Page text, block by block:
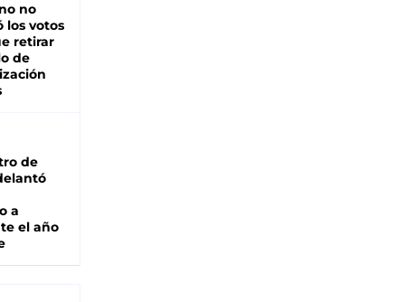
no
los votos
retirar
de
de
a
el año